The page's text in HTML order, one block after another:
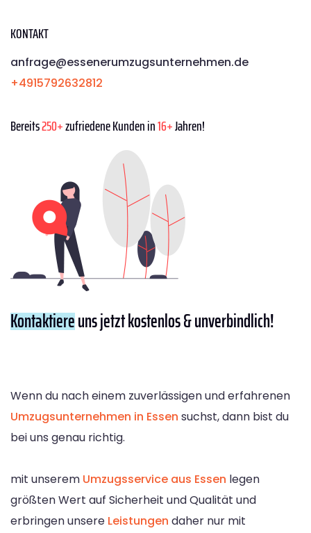
KONTAKT
anfrage@essenerumzugsunternehmen.de
+4915792632812
Bereits250+zufriedene Kunden in16+Jahren!
Kontaktiereuns jetzt kostenlos & unverbindlich!
Wenn du nach einem zuverlässigen und erfahrenen
Umzugsunternehmen in Essen suchst, dann bist du
bei uns genau richtig.
mit unserem Umzugsservice aus Essen legen
größten Wert auf Sicherheit und Qualität und
erbringen unsere Leistungen daher nur mit